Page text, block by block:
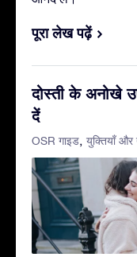
पूरा लेख पढ़ें
दोस्ती के अनोखे
दें
OSR गाइड युक्तियाँ और